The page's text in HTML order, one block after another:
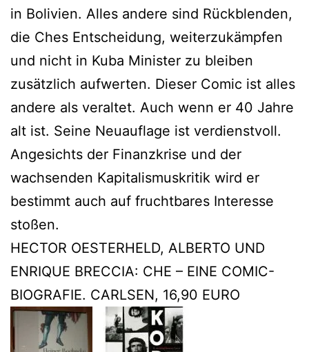
in Bolivien. Alles andere sind Rückblenden,
die Ches Entscheidung, weiterzukämpfen
und nicht in Kuba Minister zu bleiben
zusätzlich aufwerten. Dieser Comic ist alles
andere als veraltet. Auch wenn er 40 Jahre
alt ist. Seine Neuauflage ist verdienstvoll.
Angesichts der Finanzkrise und der
wachsenden Kapitalismuskritik wird er
bestimmt auch auf fruchtbares Interesse
stoßen.
HECTOR OESTERHELD, ALBERTO UND
ENRIQUE BRECCIA: CHE – EINE COMIC-
BIOGRAFIE. CARLSEN, 16,90 EURO